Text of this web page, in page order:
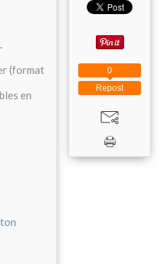
(format
en
Repost
0